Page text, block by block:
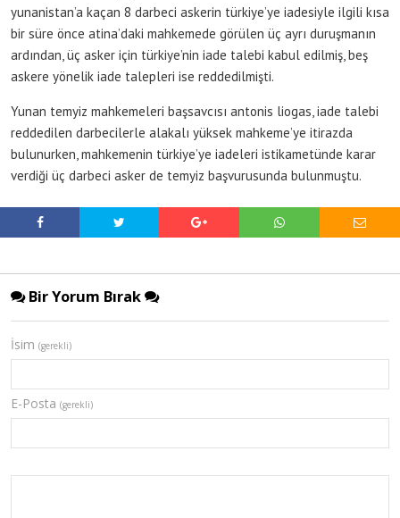
yunanistan’a kaçan 8 darbeci askerin türkiye’ye iadesiyle ilgili kısa
bir süre önce atina’daki mahkemede görülen üç ayrı duruşmanın
ardından, üç asker için türkiye’nin iade talebi kabul edilmiş, beş
askere yönelik iade talepleri ise reddedilmişti.
Yunan temyiz mahkemeleri başsavcısı antonis liogas, iade talebi
reddedilen darbecilerle alakalı yüksek mahkeme’ye itirazda
bulunurken, mahkemenin türkiye’ye iadeleri istikametünde karar
verdiği üç darbeci asker de temyiz başvurusunda bulunmuştu.
Bir Yorum Bırak
İsim (gerekli)
E-Posta (gerekli)